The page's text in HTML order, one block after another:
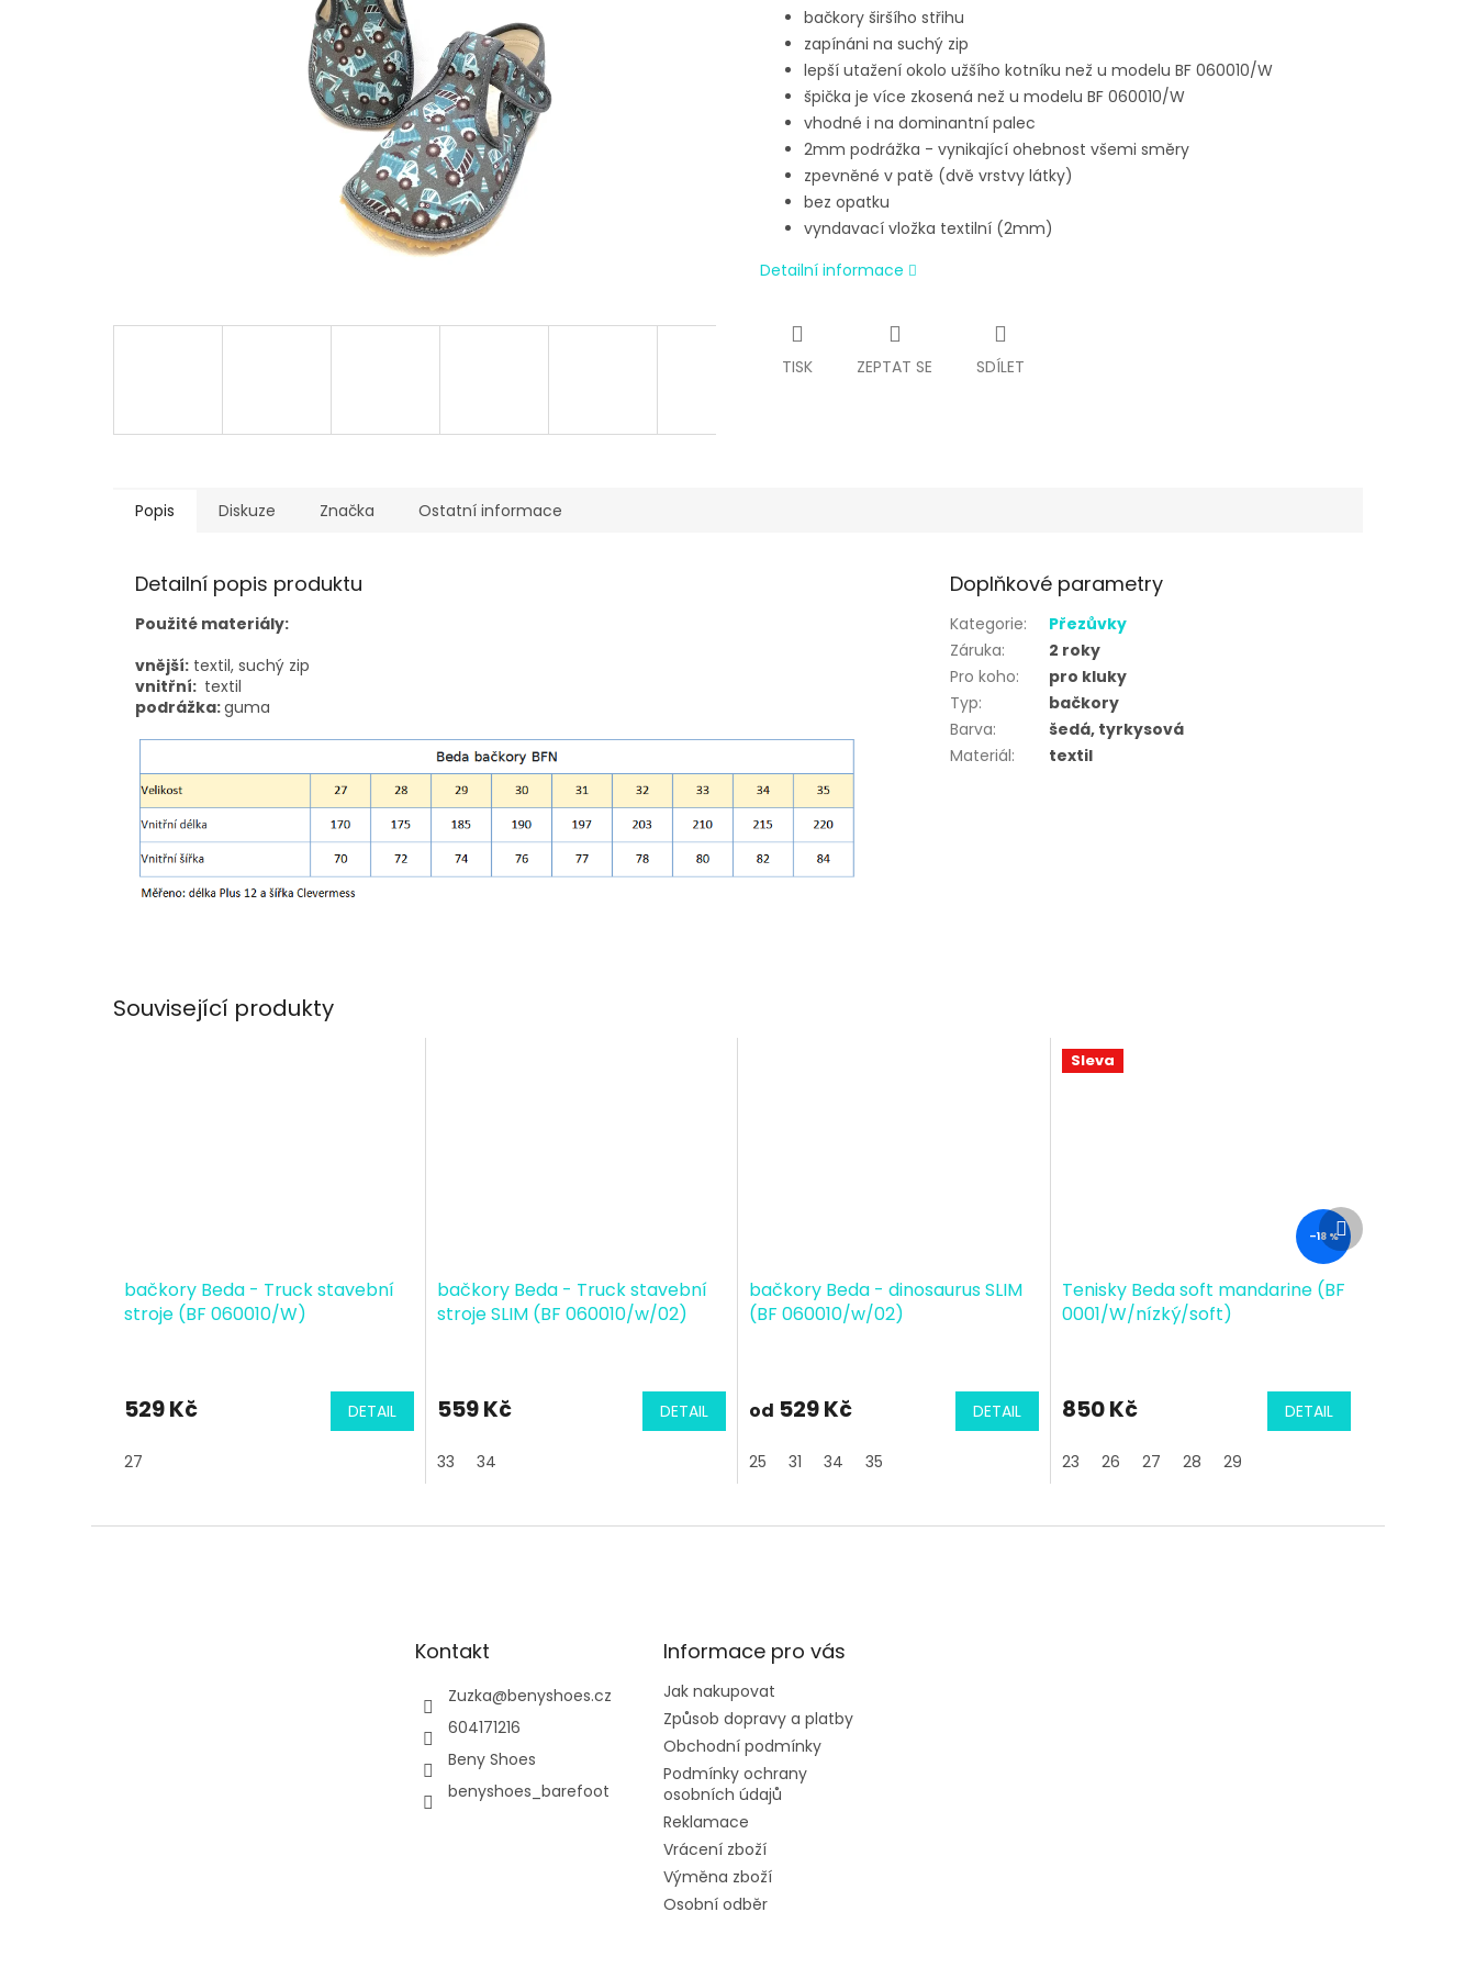
bačkory širšího střihu
zapínáni na suchý zip
lepší utažení okolo užšího kotníku než u modelu BF 060010/W
špička je více zkosená než u modelu BF 060010/W
vhodné i na dominantní palec
2mm podrážka - vynikající ohebnost všemi směry
zpevněné v patě (dvě vrstvy látky)
bez opatku
vyndavací vložka textilní (2mm)
Detailní informace
TISK ZEPTAT SE SDÍLET
Související produkty
bačkory Beda - Truck stavební
stroje (BF 060010/W)
529 Kč DETAIL
27
bačkory Beda - Truck stavební
stroje SLIM (BF 060010/w/02)
559 Kč DETAIL
33 34
bačkory Beda - dinosaurus SLIM
(BF 060010/w/02)
od 529 Kč DETAIL
25 31 34 35
Sleva
–18 %
Tenisky Beda soft mandarine (BF
0001/W/nízký/soft)
850 Kč DETAIL
23 26 27 28 29
Další
produkt
Popis Diskuze Značka Ostatní informace
Detailní popis produktu
Použité materiály:
vnější: textil, suchý zip
vnitřní: textil
podrážka:guma
Doplňkové parametry
Kategorie:
Přezůvky
Záruka:
2 roky
Pro koho:
pro kluky
Typ:
bačkory
Barva:
šedá, tyrkysová
Materiál: textil
Kontakt
Zuzka@benyshoes.cz
604171216
Beny Shoes
benyshoes_barefoot
Informace pro vás
Jak nakupovat
Způsob dopravy a platby
Obchodní podmínky
Podmínky ochrany
osobních údajů
Reklamace
Vrácení zboží
Výměna zboží
Osobní odběr